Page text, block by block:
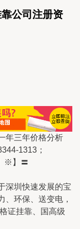
公司注册资
年三年价格分析
1313；
※】〓
深圳快速发展的宝
、环保、送变电，
证挂靠、国高级